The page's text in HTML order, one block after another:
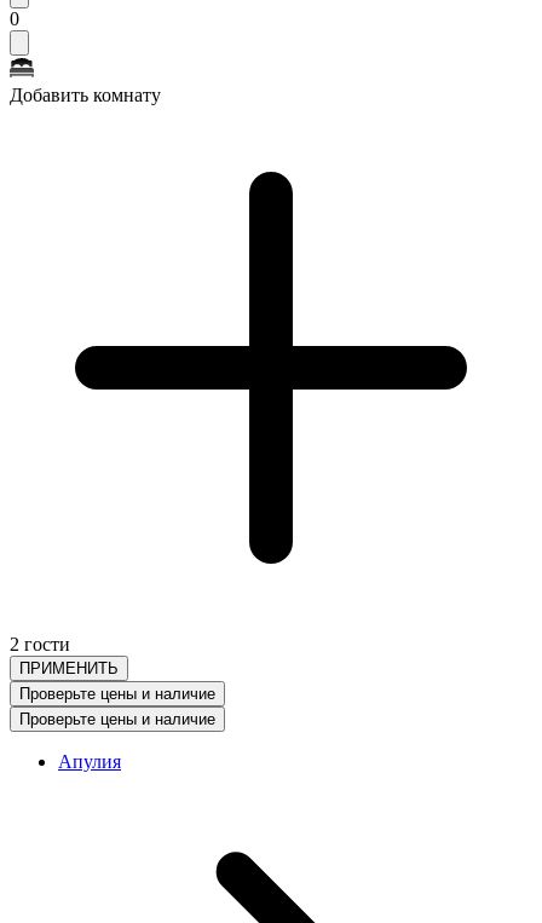
0
Добавить комнату
2 гости
ПРИМЕНИТЬ
Проверьте цены и наличие
Проверьте цены и наличие
Апулия